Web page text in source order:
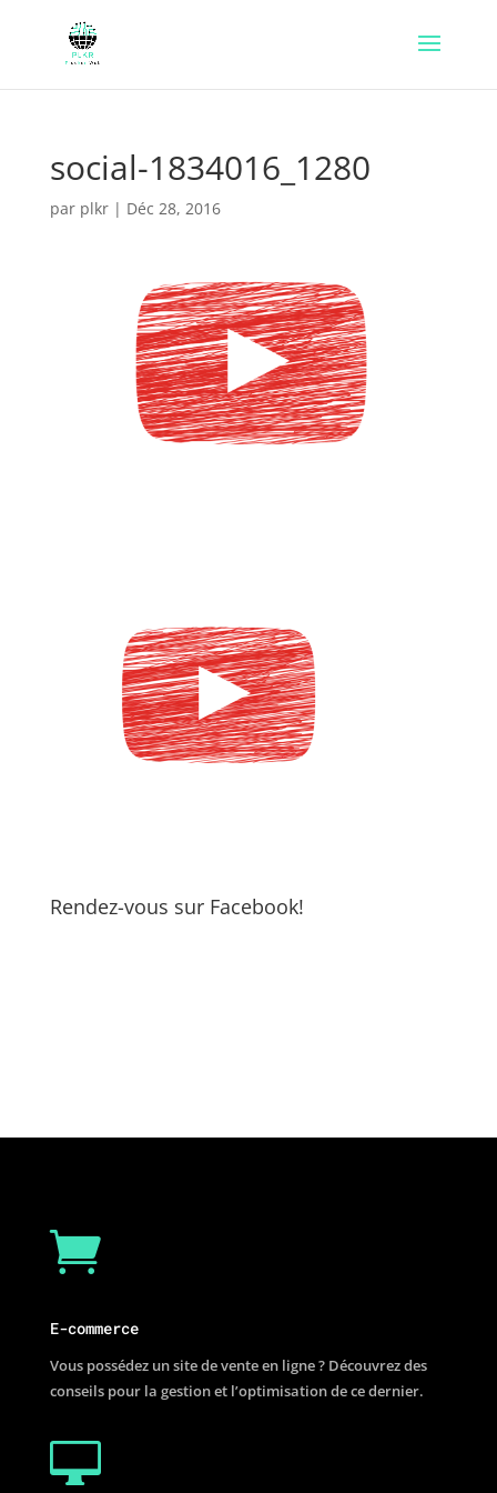
social-1834016_1280
par plkr| Déc 28, 2016
Rendez-vous sur Facebook!

E-commerce
Vous possédez un site de vente en ligne ? Découvrez des
conseils pour la gestion et l’optimisation de ce dernier.
